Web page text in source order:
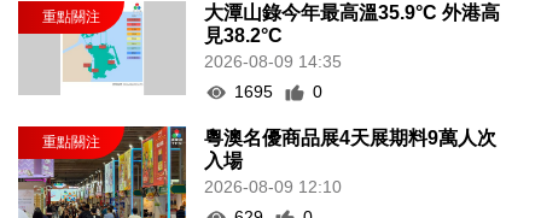
大潭山錄今年最高溫35.9°C 外港高
見38.2°C
2026-08-09 14:35
1695
0
粵澳名優商品展4天展期料9萬人次
入場
2026-08-09 12:10